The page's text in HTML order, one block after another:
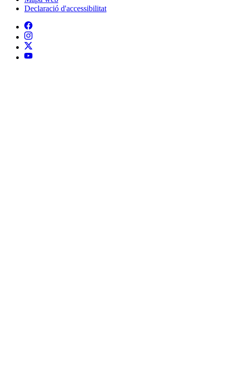
Declaració d'accessibilitat